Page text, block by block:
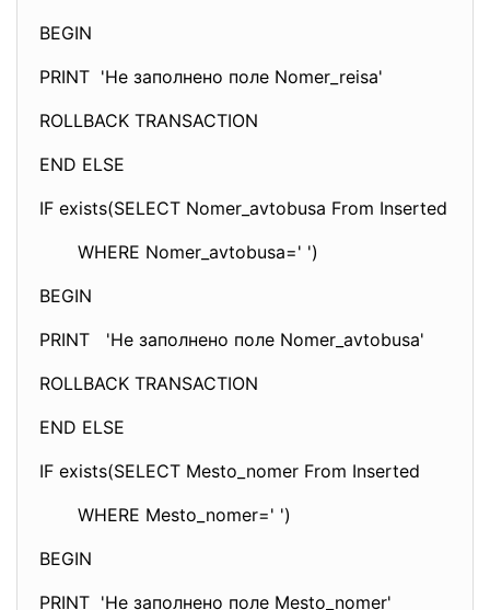
BEGIN
PRINT 'Не заполнено поле Nomer_reisa'
ROLLBACK TRANSACTION
END ELSE
IF exists(SELECT Nomer_avtobusa From Inserted
WHERE Nomer_avtobusa=' ')
BEGIN
PRINT 'Не заполнено поле Nomer_avtobusa'
ROLLBACK TRANSACTION
END ELSE
IF exists(SELECT Mesto_nomer From Inserted
WHERE Mesto_nomer=' ')
BEGIN
PRINT 'Не заполнено поле Mesto_nomer'